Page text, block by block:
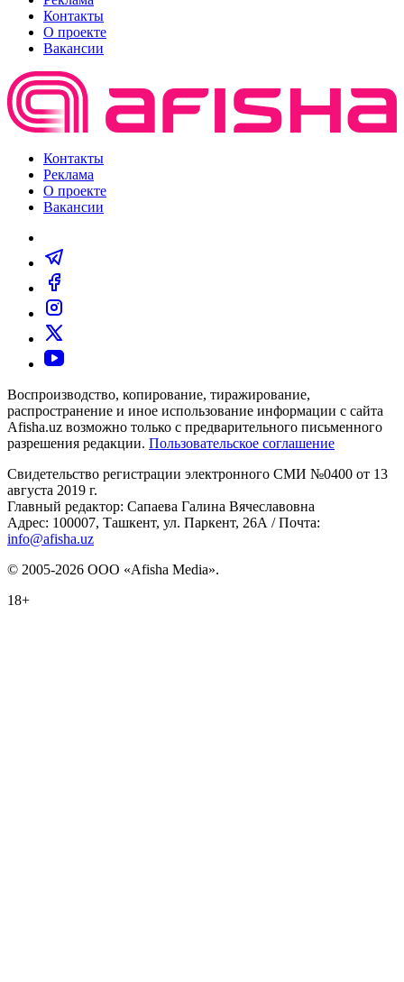
Контакты
О проекте
Вакансии
Контакты
Реклама
О проекте
Вакансии
Воспроизводство, копирование, тиражирование,
распространение и иное использование информации с сайта
Afisha.uz возможно только с предварительного письменного
разрешения редакции. Пользовательское соглашение
Свидетельство регистрации электронного СМИ №0400 от 13
августа 2019 г.
Главный редактор: Сапаева Галина Вячеславовна
Адрес: 100007, Ташкент, ул. Паркент, 26А / Почта:
info@afisha.uz
© 2005-2026 ООО «Afisha Media».
18+